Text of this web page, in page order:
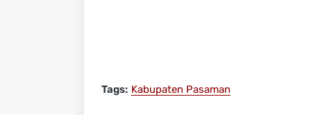
Tags: Kabupaten Pasaman